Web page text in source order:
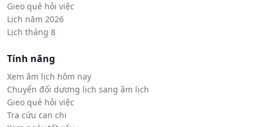
Gieo quẻ hỏi việc
Lịch năm 2026
Lịch tháng 8
Tính năng
Xem âm lịch hôm nay
Chuyển đổi dương lịch sang âm lịch
Gieo quẻ hỏi việc
Tra cứu can chi